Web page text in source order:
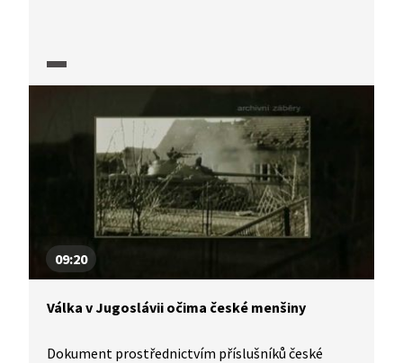
09:20
Válka v Jugoslávii očima české menšiny
Dokument prostřednictvím příslušníků české